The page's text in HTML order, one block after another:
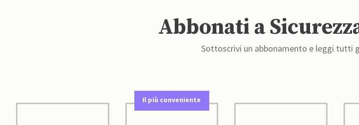
Abbonati a
Sottoscrivi un abbonamento e leggi tutti
Il più conveniente